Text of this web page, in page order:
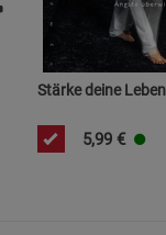
Stärke deine
5,99 €